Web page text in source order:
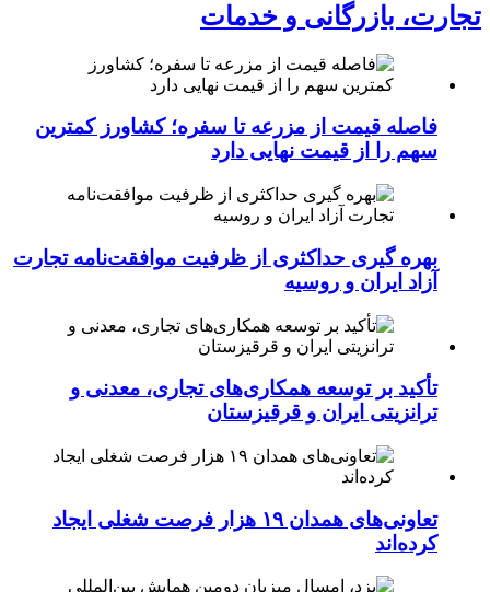
تجارت، بازرگانی و خدمات
فاصله قیمت از مزرعه تا سفره؛ کشاورز کمترین
سهم را از قیمت نهایی دارد
بهره گیری حداکثری از ظرفیت موافقت‌نامه تجارت
آزاد ایران و روسیه
تأکید بر توسعه همکاری‌های تجاری، معدنی و
ترانزیتی ایران و قرقیزستان
تعاونی‌های همدان ۱۹ هزار فرصت شغلی ایجاد
کرده‌اند